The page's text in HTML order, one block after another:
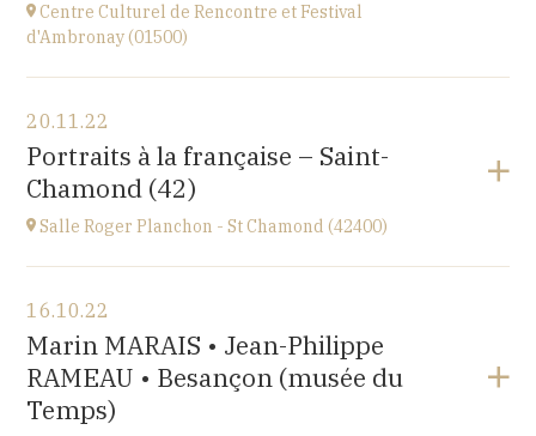
Accéder au site
Centre Culturel de Rencontre et Festival
d'Ambronay (01500)
Place de l'Abbaye
à10H
20.11.22
Portraits à la française – Saint-
Chamond (42)
Salle Roger Planchon - St Chamond (42400)
Salle Roger Planchon
54 Boulevard Waldeck Rousseau 42400 St Chamond
à17H
16.10.22
Marin MARAIS • Jean-Philippe
RAMEAU • Besançon (musée du
Temps)